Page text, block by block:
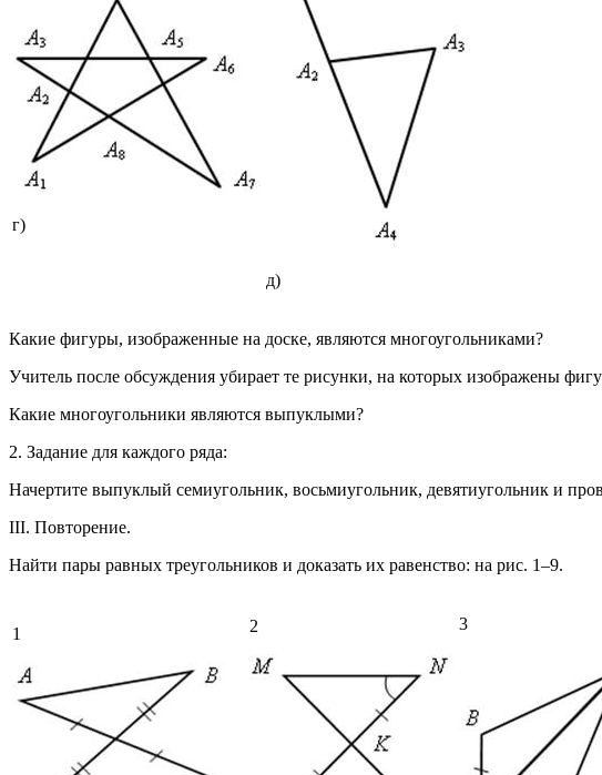
г)
д)
Какие фигуры, изображенные на доске, являются многоугольниками?
Учитель после обсуждения убирает те рисунки, на которых изображены
Какие многоугольники являются выпуклыми?
2. Задание для каждого ряда:
Начертите выпуклый семиугольник, восьмиугольник, девятиугольник и
III. Повторение.
Найти пары равных треугольников и доказать их равенство: на рис. 1–9.
1 2 3